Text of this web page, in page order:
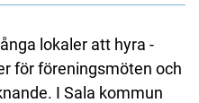
lokaler att hyra -
för föreningsmöten och
I Sala kommun